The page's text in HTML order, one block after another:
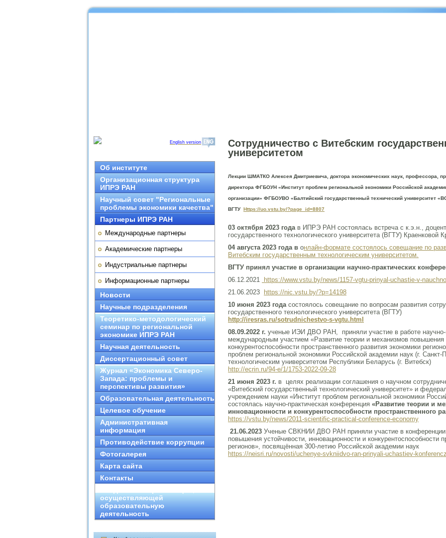
English version
Об институте
Организационная структура
ИПРЭ РАН
Научный совет "Региональные
проблемы экономики качества"
Партнеры ИПРЭ РАН
Международные партнеры
Академические партнеры
Индустриальные партнеры
Информационные партнеры
Новости
Научные подразделения
Теоретико-методологический
семинар по региональной
экономике ИПРЭ РАН
Научная деятельность
Диссертационный совет
Журнал «Экономика Северо-
Запада: проблемы и
перспективы развития»
Образовательная деятельность
Целевое обучение
Административная
информация
Противодействие коррупции
Фотогалерея
Карта сайта
Контакты
осуществляющей
образовательную
деятельность
Сотрудничество с Витебским
университетом
Лекции ШМАТКО Алексея Дмитриевича, доктора экономических наук, профессора,
директора ФГБОУН «Институт проблем региональной экономики Российской
организации» ФГБОУВО «Балтийский государственный технический университет
ВГТУ Https://uo.vstu.by/?page_id=8807
03 октября 2023 годав ИПРЭ РАН состоялась встреча с к.э.н.,
государственного технологического университета (ВГТУ) Краенковой
04 августа 2023 года в онлайн-формате состоялось совещание по
Витебским государственным технологическим университетом.
ВГТУ принял участие в организации научно-практических
06.12.2021
https://www.vstu.by/­news/1157-vgtu-priny­al-uchastie-v-
21.06.2023
https://nic.vstu.by/?p=14198
10 июня 2023 года состоялось совещание по вопросам развития
государственного технологического университета (ВГТУ)
http://iresras.ru/sotrudnichestvo-s-vgtu.html
08.09.2022 г. ученые ИЭИ ДВО РАН, приняли участие в работе научно-
международным участием «Развитие теории и механизмов повышения
конкурентоспособности пространственного развития экономики
проблем региональной экономики Российской академии наук (г.
технологическим университетом Республики Беларусь (г. Витебск)
http://ecrin.ru/94-e/1/1753-2022-09-28
21 июня 2023 г. в целях реализации соглашения о научном
«Витебский государственный технологический университет» и
учреждением науки «Институт проблем региональной экономики
состоялась научно-практическая конференция «Развитие теории и
инновационности и конкурентоспособности пространственного
https://vstu.by/news/2011-scientific-practical-conference-economy
21.06.2023 Ученые СВКНИИ ДВО РАН приняли участие в конференции
повышения устойчивости, инновационности и конкурентоспособности
регионов», посвящённая 300-летию Российской академии наук
https://neisri.ru/novosti/uchenye-svkniidvo-ran-prinyali-uchastiev-